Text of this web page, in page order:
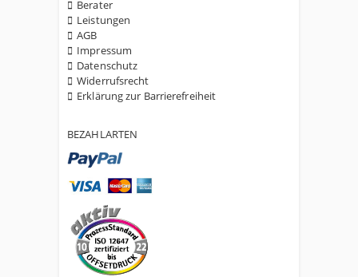
Berater
Leistungen
AGB
Impressum
Datenschutz
Widerrufsrecht
Erklärung zur Barrierefreiheit
BEZAHLARTEN